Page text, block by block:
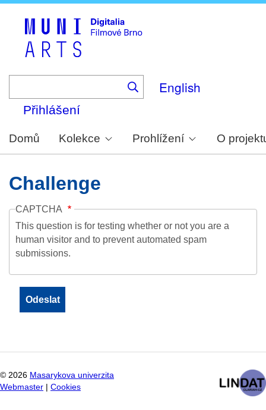
English
Přihlášení
Domů Kolekce Prohlížení O
Challenge
CAPTCHA
This question is for testing whether or not you are a
human visitor and to prevent automated spam
submissions.
© 2026 Masarykova univerzita
Webmaster
Cookies